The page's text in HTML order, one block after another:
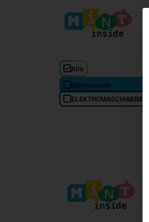
Alle
Mathematik
ELEKTROMASCHINENBAU